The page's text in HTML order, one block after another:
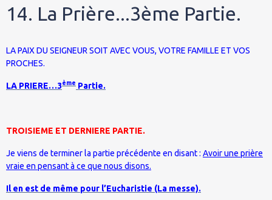
14. La Prière...3ème Partie.
LA PAIX DU SEIGNEUR SOIT AVEC VOUS, VOTRE FAMILLE ET VOS
PROCHES.
LA PRIERE…3ème Partie.
TROISIEME ET DERNIERE PARTIE.
Je viens de terminer la partie précédente en disant : Avoir une prière
vraie en pensant à ce que nous disons.
Il en est de même pour l’Eucharistie (La messe).